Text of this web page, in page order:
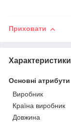
Приховати
Характеристики
Основні атрибути
Виробник
Країна виробник
Довжина